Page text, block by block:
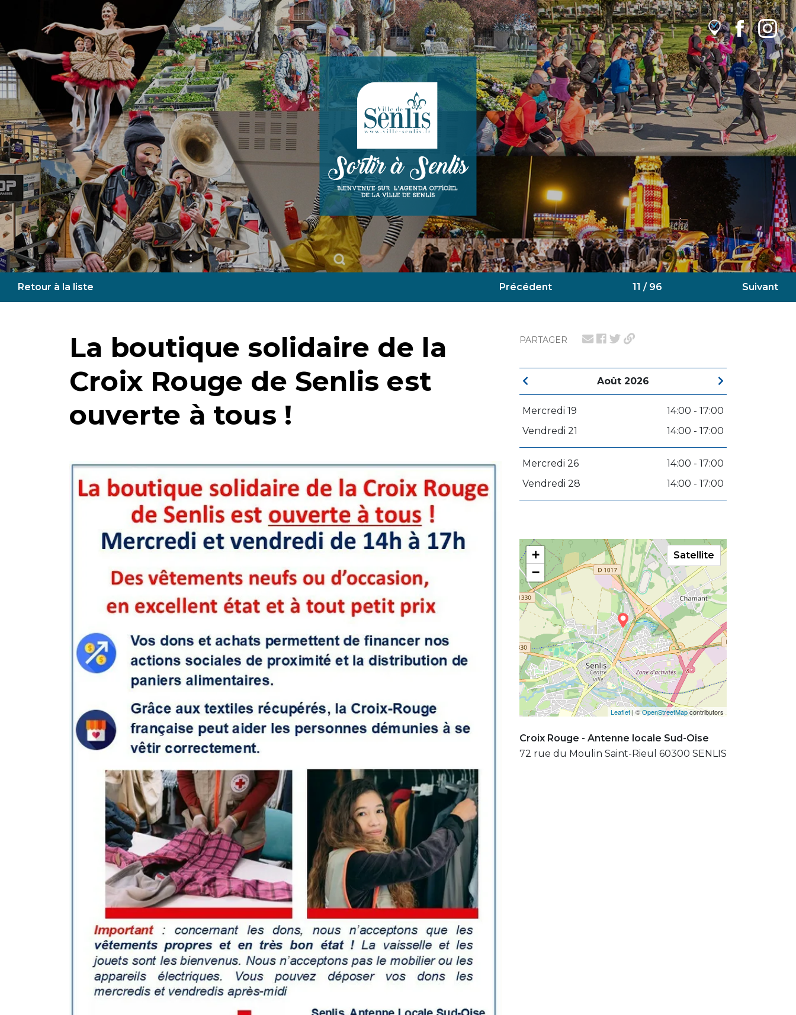
Retour à la liste Précédent 11 / 96 Suivant
PARTAGER
Août 2026
Mercredi 19
14:00 - 17:00
Vendredi 21
14:00 - 17:00
Mercredi 26
14:00 - 17:00
Vendredi 28
14:00 - 17:00
+
−
Leaflet| ©OpenStreetMapcontributors
Satellite
Croix Rouge - Antenne locale Sud-Oise
72 rue du Moulin Saint-Rieul 60300 SENLIS
La boutique solidaire de la
Croix Rouge de Senlis est
ouverte à tous !